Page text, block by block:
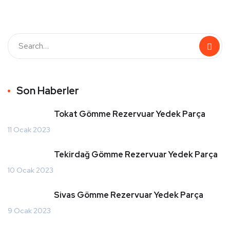
Son Haberler
Tokat Gömme Rezervuar Yedek Parça
11 Ocak 2023
Tekirdağ Gömme Rezervuar Yedek Parça
10 Ocak 2023
Sivas Gömme Rezervuar Yedek Parça
9 Ocak 2023